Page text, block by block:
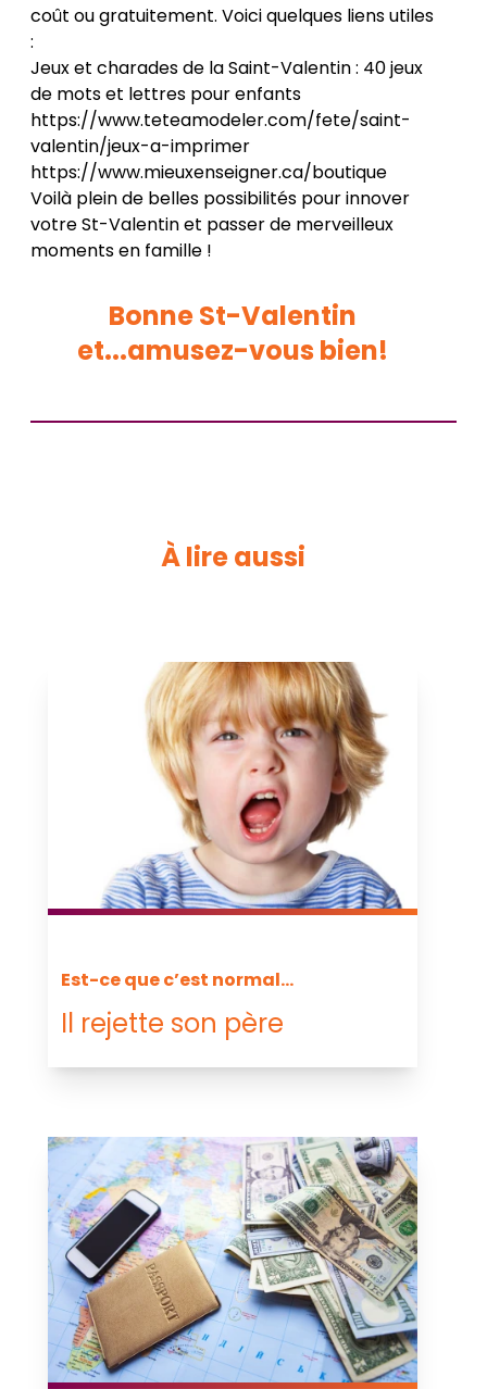
coût ou gratuitement. Voici quelques liens utiles
:
Jeux et charades de la Saint-Valentin : 40 jeux
de mots et lettres pour enfants
https://www.teteamodeler.com/fete/saint-
valentin/jeux-a-imprimer
https://www.mieuxenseigner.ca/boutique
Voilà plein de belles possibilités pour innover
votre St-Valentin et passer de merveilleux
moments en famille !
Bonne St-Valentin
et...amusez-vous bien!
À lire aussi
Est-ce que c’est normal...
Il rejette son père